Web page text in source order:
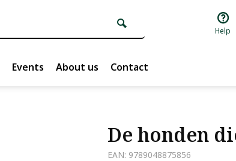
Help
Events About us Contact
De honden
EAN: 9789048875856